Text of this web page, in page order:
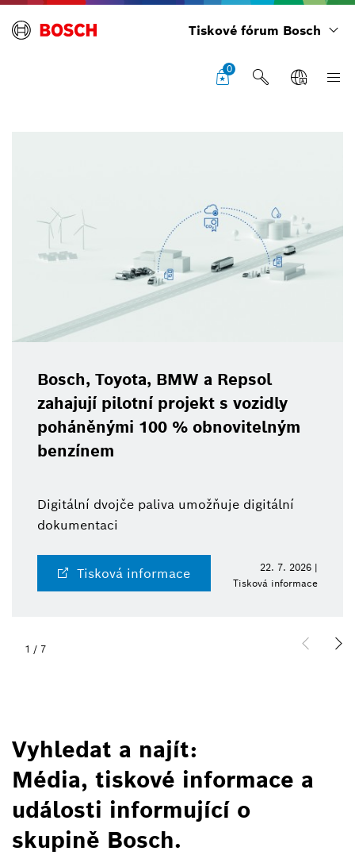
Tiskové fórum Bosch
0
Bosch, Toyota, BMW a Repsol
zahajují pilotní projekt s vozidly
poháněnými 100 % obnovitelným
benzínem
Digitální dvojče paliva umožňuje digitální
dokumentaci
Tisková informace
22. 7. 2026 |
Tisková informace
1 / 7
Vyhledat a najít:
Média, tiskové informace a
události informující o
skupině Bosch.